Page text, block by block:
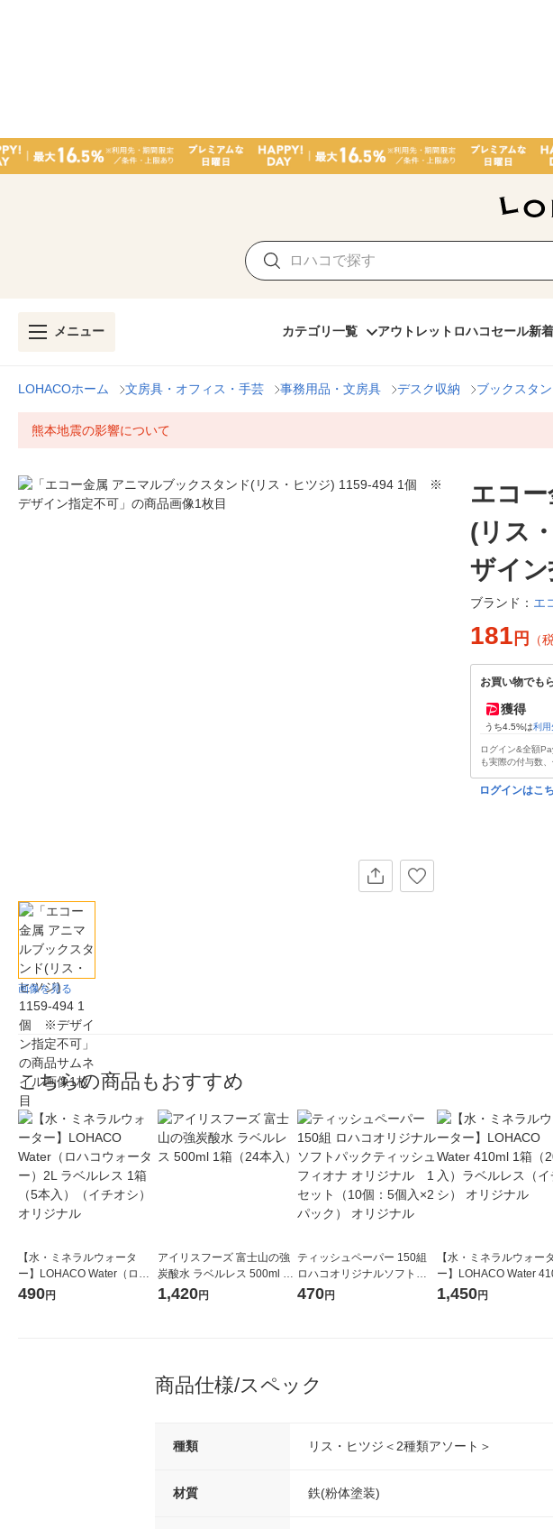
メニュー カテゴリ一覧 アウトレット ロハコセール新
LOHACOホーム 文房具・オフィス・手芸 事務用品・文房具 デスク収納 ブックスタン
熊本地震の影響について
画像を見る
エコ
(リス
ザイ
ブランド： エ
181 円 （
お買い物でも
獲得
うち4.5%は利用
ログイン&全額
も実際の付与数
ログインはこ
こちらの商品もおすすめ
【水・ミネラルウォータ
ー】LOHACO Water（ロハ
コウォーター）2L ラベルレ
490円
アイリスフーズ 富士山の強
炭酸水 ラベルレス 500ml 1
箱（24本入）
1,420円
ティッシュペーパー 150組
ロハコオリジナルソフトパ
ックティッシュ フィオナ オ
470円
【水・ミネラルウォータ
ー】LOHACO Water
1箱（20本入）ラベルレ
1,450円
商品仕様/スペック
種類 リス・ヒツジ＜2種類アソート＞
材質 鉄(粉体塗装)